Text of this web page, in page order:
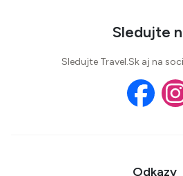
Sledujte
Sledujte Travel.Sk aj na